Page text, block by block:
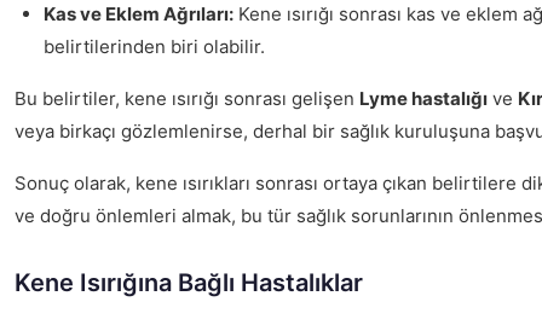
Kas ve Eklem Ağrıları: Kene ısırığı sonrası kas ve eklem
belirtilerinden biri olabilir.
Bu belirtiler, kene ısırığı sonrası gelişen Lyme hastalığı ve
veya birkaçı gözlemlenirse, derhal bir sağlık kuruluşuna
Sonuç olarak, kene ısırıkları sonrası ortaya çıkan belirtilere
ve doğru önlemleri almak, bu tür sağlık sorunlarının
Kene Isırığına Bağlı Hastalıklar